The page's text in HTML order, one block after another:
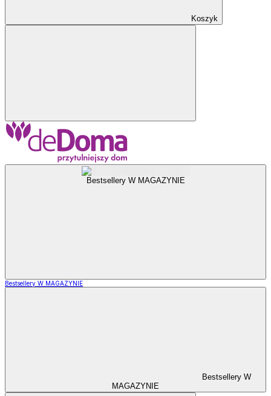
Koszyk
Bestsellery W MAGAZYNIE
Bestsellery W MAGAZYNIE
Bestsellery W
MAGAZYNIE